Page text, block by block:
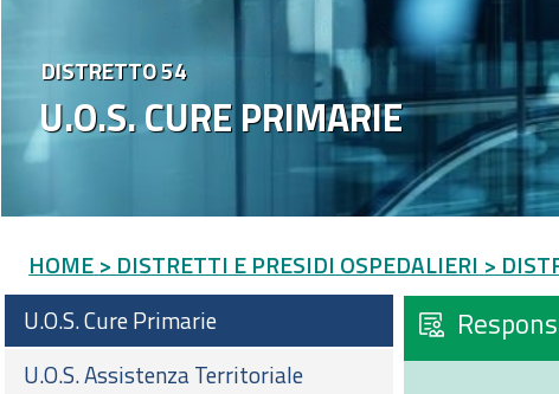
U.O.S. CURE PRIMARIE
DISTRETTO 54
HOME > DISTRETTI E PRESIDI OSPEDALIERI >
U.O.S. Cure Primarie
U.O.S. Assistenza Territoriale